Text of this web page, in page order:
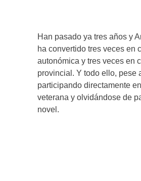
Han pasado ya tres años y
ha convertido tres veces en
autonómica y tres veces en
provincial. Y todo ello, pese
participando directamente
veterana y olvidándose de
novel.